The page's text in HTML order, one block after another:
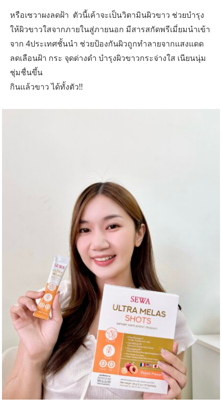
หรือเซวาผงลดฝ้า ตัวนี้เค้าจะเป็นวิตามินผิวขาว ช่วยบำรุง
ให้ผิวขาวใสจากภายในสู่ภายนอก มีสารสกัดพรีเมี่ยมนำเข้า
จาก 4ประเทศชั้นนำ ช่วยป้องกันผิวถูกทำลายจากแสงแดด
ลดเลือนฝ้า กระ จุดด่างดำ บำรุงผิวขาวกระจ่างใส เนียนนุ่ม
ชุ่มชื่นขึ้น
กินเเล้วขาว ได้ทั้งตัว!!